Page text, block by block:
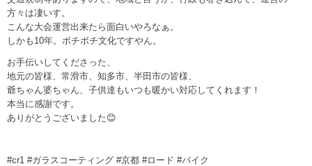
方々は凄いす。
こんな大会運営出来たら面白いやろなぁ。
しかも10年。ボチボチ文化ですやん。
お手伝いしてくださった、
地元の皆様、常滑市、知多市、半田市の皆様、
爺ちゃん婆ちゃん、子供達もいつも暖かい対応してくれます！
本当に感謝です。
ありがとうございました😊
#cr1 #ガラスコーティング #京都 #ロード #バイク